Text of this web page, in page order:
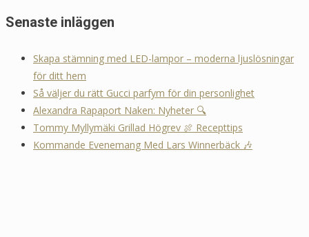
Senaste inläggen
Skapa stämning med LED-lampor – moderna ljuslösningar
för ditt hem
Så väljer du rätt Gucci parfym för din personlighet
Alexandra Rapaport Naken: Nyheter 🔍
Tommy Myllymäki Grillad Högrev 🍖 Recepttips
Kommande Evenemang Med Lars Winnerbäck 🎶